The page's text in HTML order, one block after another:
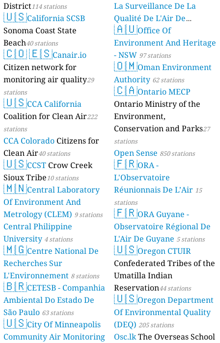
District114 stations
🇺🇸California SCSB
Sonoma Coast State
Beach40 stations
🇨🇴🇪🇸Canair.io
Citizen network for
monitoring air quality29
stations
🇺🇸CCA California
Coalition for Clean Air222
stations
CCA Colorado Citizens for
Clean Air40 stations
🇺🇸CCST Crow Creek
Sioux Tribe10 stations
🇲🇳Central Laboratory
Of Environment And
Metrology (CLEM) 9 stations
Central Philippine
University 4 stations
🇲🇬Centre National De
Recherches Sur
L'Environnement 8 stations
🇧🇷CETESB - Companhia
Ambiental Do Estado De
São Paulo 63 stations
🇺🇸City Of Minneapolis
Community Air Monitoring
La Surveillance De La
Qualité De L'Air De
Mayotte 4 stations
🇦🇺Office Of
Environment And Heritage
- NSW 97 stations
🇴🇲Oman Environment
Authority 62 stations
🇨🇦Ontario MECP
Ontario Ministry of the
Environment,
Conservation and Parks27
stations
Open Sense 850 stations
🇫🇷ORA -
L'Observatoire
Réunionnais De L’Air 15
stations
🇫🇷ORA Guyane -
Observatoire Régional De
L'Air De Guyane 5 stations
🇺🇸Oregon CTUIR
Confederated Tribes of the
Umatilla Indian
Reservation44 stations
🇺🇸Oregon Department
Of Environmental Quality
(DEQ) 205 stations
Osc.lkThe Overseas School